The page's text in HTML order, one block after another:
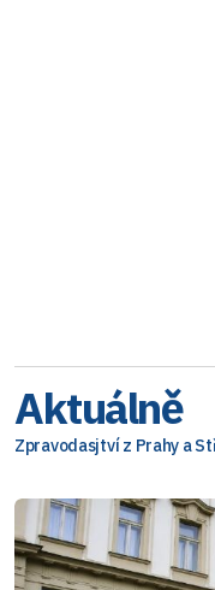
Aktuálně
Zpravodasjtví z Prahy a